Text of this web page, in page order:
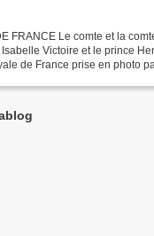
FRANCE Le comte et la
Victoire et le prince
de France prise en photo